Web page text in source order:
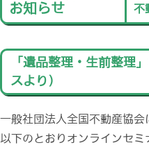
お知らせ
不
「遺品整理・生前整理
スより）
一般社団法人全国不動産協
以下のとおりオンラインセ